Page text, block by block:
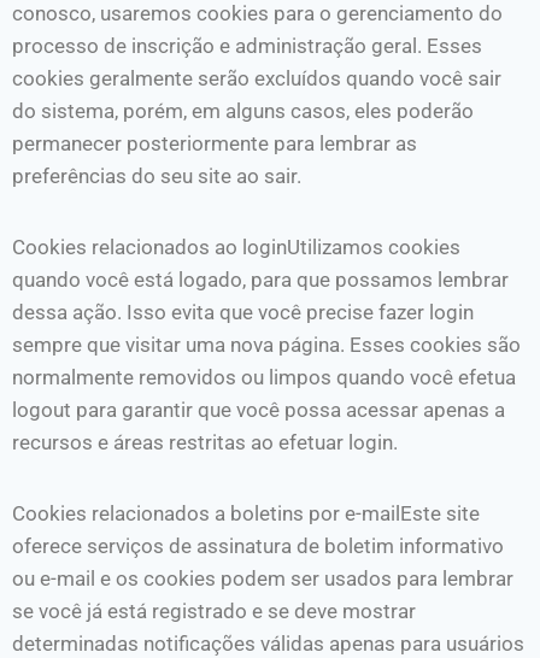
conosco, usaremos cookies para o gerenciamento do
processo de inscrição e administração geral. Esses
cookies geralmente serão excluídos quando você sair
do sistema, porém, em alguns casos, eles poderão
permanecer posteriormente para lembrar as
preferências do seu site ao sair.
Cookies relacionados ao loginUtilizamos cookies
quando você está logado, para que possamos lembrar
dessa ação. Isso evita que você precise fazer login
sempre que visitar uma nova página. Esses cookies são
normalmente removidos ou limpos quando você efetua
logout para garantir que você possa acessar apenas a
recursos e áreas restritas ao efetuar login.
Cookies relacionados a boletins por e-mailEste site
oferece serviços de assinatura de boletim informativo
ou e-mail e os cookies podem ser usados ​​para lembrar
se você já está registrado e se deve mostrar
determinadas notificações válidas apenas para usuários